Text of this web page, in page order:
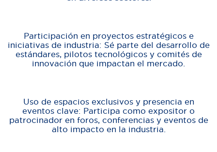
Participación en proyectos estratégicos e
iniciativas de industria: Sé parte del desarrollo de
estándares, pilotos tecnológicos y comités de
innovación que impactan el mercado.
Uso de espacios exclusivos y presencia en
eventos clave: Participa como expositor o
patrocinador en foros, conferencias y eventos de
alto impacto en la industria.